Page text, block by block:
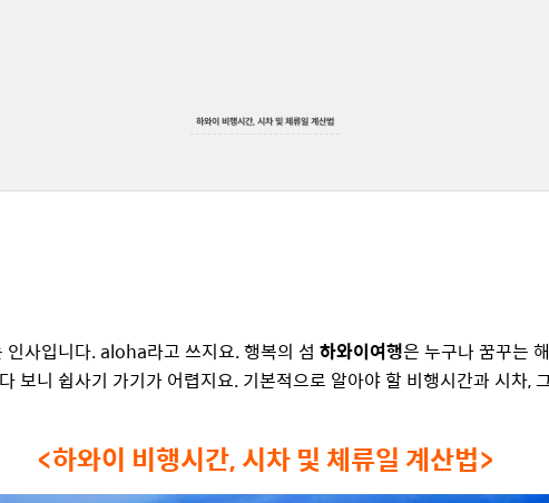
하와이 비행시간, 시차 및 체류일 계산법
사입니다. aloha라고 쓰지요. 행복의 섬 하와이여행은 누구나 꿈꾸는
보니 쉽사기 가기가 어렵지요. 기본적으로 알아야 할 비행시간과 시차,
<하와이 비행시간, 시차 및 체류일 계산법>